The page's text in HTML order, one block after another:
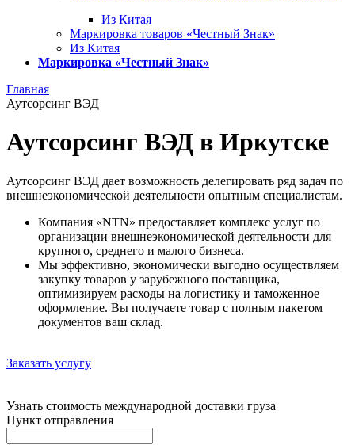
Из Китая
Маркировка товаров «Честный Знак»
Из Китая
Маркировка «Честный Знак»
Главная
Аутсорсинг ВЭД
Аутсорсинг ВЭД в Иркутске
Аутсорсинг ВЭД дает возможность делегировать ряд задач по
внешнеэкономической деятельности опытным специалистам.
Компания «NTN» предоставляет комплекс услуг по
организации внешнеэкономической деятельности для
крупного, среднего и малого бизнеса.
Мы эффективно, экономически выгодно осуществляем
закупку товаров у зарубежного поставщика,
оптимизируем расходы на логистику и таможенное
оформление. Вы получаете товар с полным пакетом
документов ваш склад.
Заказать услугу
Узнать стоимость международной доставки груза
Пункт отправления